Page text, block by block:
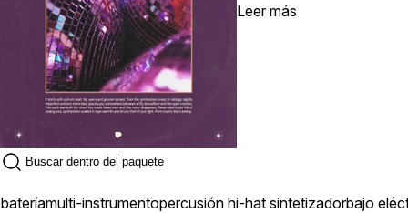
Leer más
bateríamulti-instrumentopercusión hi-hat sintetizadorbajo